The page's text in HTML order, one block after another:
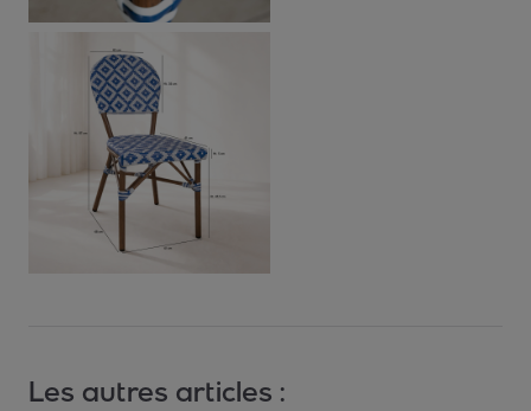
Les autres articles :